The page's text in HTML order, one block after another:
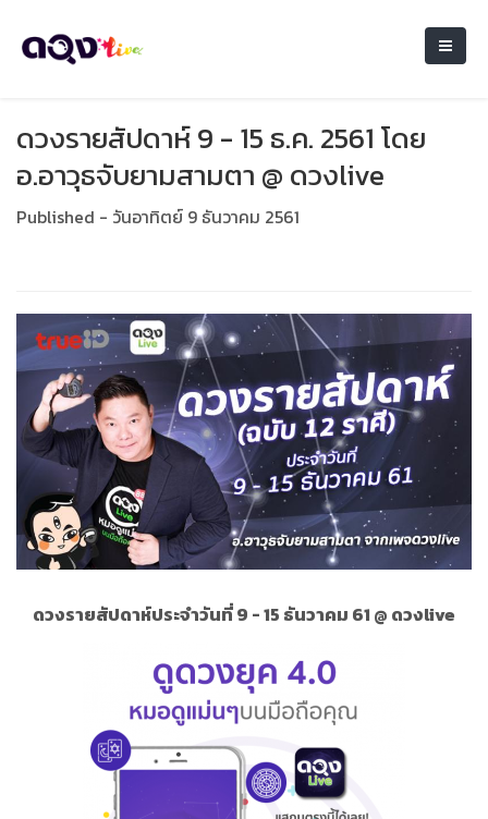
ดวงรายสัปดาห์ 9 - 15 ธ.ค. 2561 โดย
อ.อาวุธจับยามสามตา @ ดวงlive
Published - วันอาทิตย์ 9 ธันวาคม 2561
ดวงรายสัปดาห์ประจำวันที่9 -15 ธันวาคม 61 @ ดวงlive